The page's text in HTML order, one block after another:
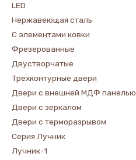
LED
Нержавеющая сталь
С элементами ковки
Фрезерованные
Двустворчатые
Трехконтурные двери
Двери с внешней МДФ панелью
Двери с зеркалом
Двери с терморазрывом
Серия Лучник
Лучник-1